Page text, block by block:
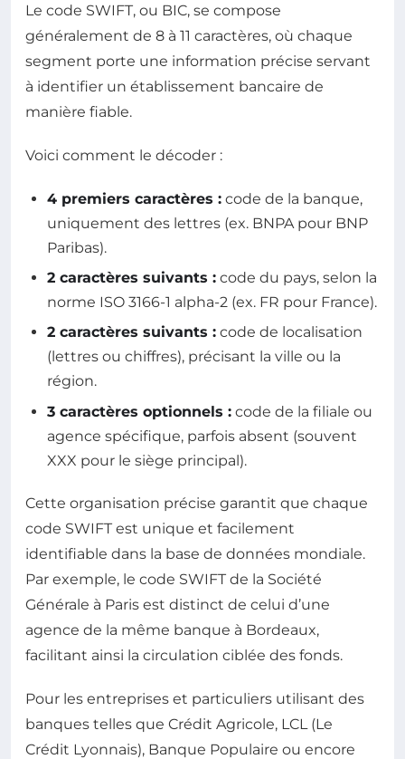
Le code SWIFT, ou BIC, se compose
généralement de 8 à 11 caractères, où chaque
segment porte une information précise servant
à identifier un établissement bancaire de
manière fiable.
Voici comment le décoder :
4 premiers caractères : code de la banque,
uniquement des lettres (ex. BNPA pour BNP
Paribas).
2 caractères suivants : code du pays, selon la
norme ISO 3166-1 alpha-2 (ex. FR pour France).
2 caractères suivants : code de localisation
(lettres ou chiffres), précisant la ville ou la
région.
3 caractères optionnels : code de la filiale ou
agence spécifique, parfois absent (souvent
XXX pour le siège principal).
Cette organisation précise garantit que chaque
code SWIFT est unique et facilement
identifiable dans la base de données mondiale.
Par exemple, le code SWIFT de la Société
Générale à Paris est distinct de celui d’une
agence de la même banque à Bordeaux,
facilitant ainsi la circulation ciblée des fonds.
Pour les entreprises et particuliers utilisant des
banques telles que Crédit Agricole, LCL (Le
Crédit Lyonnais), Banque Populaire ou encore